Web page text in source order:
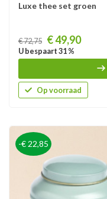
Luxe thee set groen
Prijs
€ 72,75 € 49,90
U bespaart 31 %
Op voorraad
-€ 22,85